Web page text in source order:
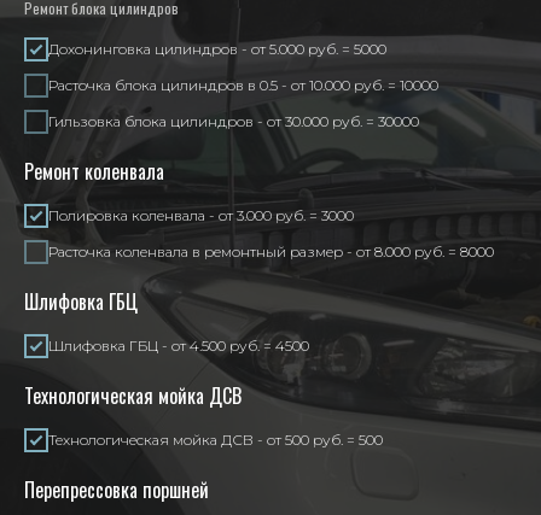
Ремонт блока цилиндров
Дохонинговка цилиндров - от 5.000 руб. = 5000
Расточка блока цилиндров в 0.5 - от 10.000 руб. = 10000
Гильзовка блока цилиндров - от 30.000 руб. = 30000
Ремонт коленвала
Полировка коленвала - от 3.000 руб. = 3000
Расточка коленвала в ремонтный размер - от 8.000 руб. = 8000
Шлифовка ГБЦ
Шлифовка ГБЦ - от 4.500 руб. = 4500
Технологическая мойка ДСВ
Технологическая мойка ДСВ - от 500 руб. = 500
Перепрессовка поршней